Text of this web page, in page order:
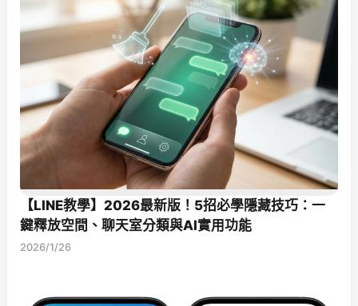
【LINE教學】2026最新版！5招必學隱藏技巧：一
鍵釋放空間、聊天室分類與AI實用功能
2026/1/26